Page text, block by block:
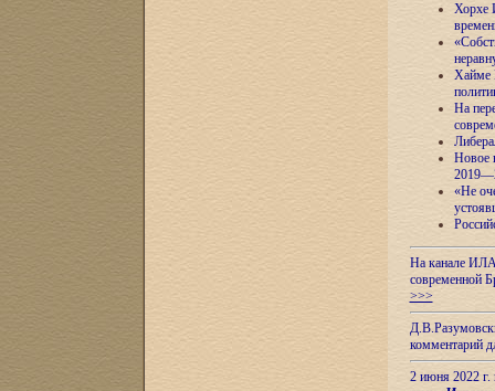
Хорхе
Хайме
На
Новое
«Не
На канале ИЛА
современной
>>>
комментарий
2 июня 2022 г.